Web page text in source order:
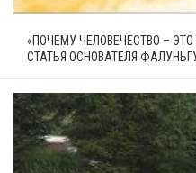
«ПОЧЕМУ ЧЕЛОВЕЧЕСТВО –
СТАТЬЯ ОСНОВАТЕЛЯ